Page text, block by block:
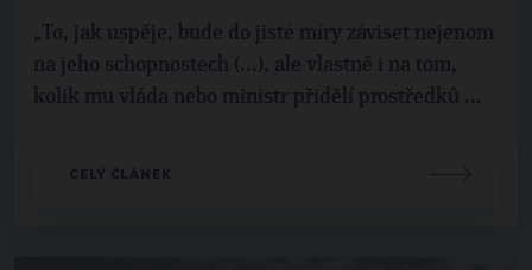
„To, jak uspěje, bude do jisté míry záviset nejenom
na jeho schopnostech (...), ale vlastně i na tom,
kolik mu vláda nebo ministr přidělí prostředků ...
CELÝ ČLÁNEK